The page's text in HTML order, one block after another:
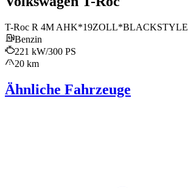
T-Roc R 4M
Benzin
221 kW/300 PS
20 km
Ähnliche Fahrzeuge